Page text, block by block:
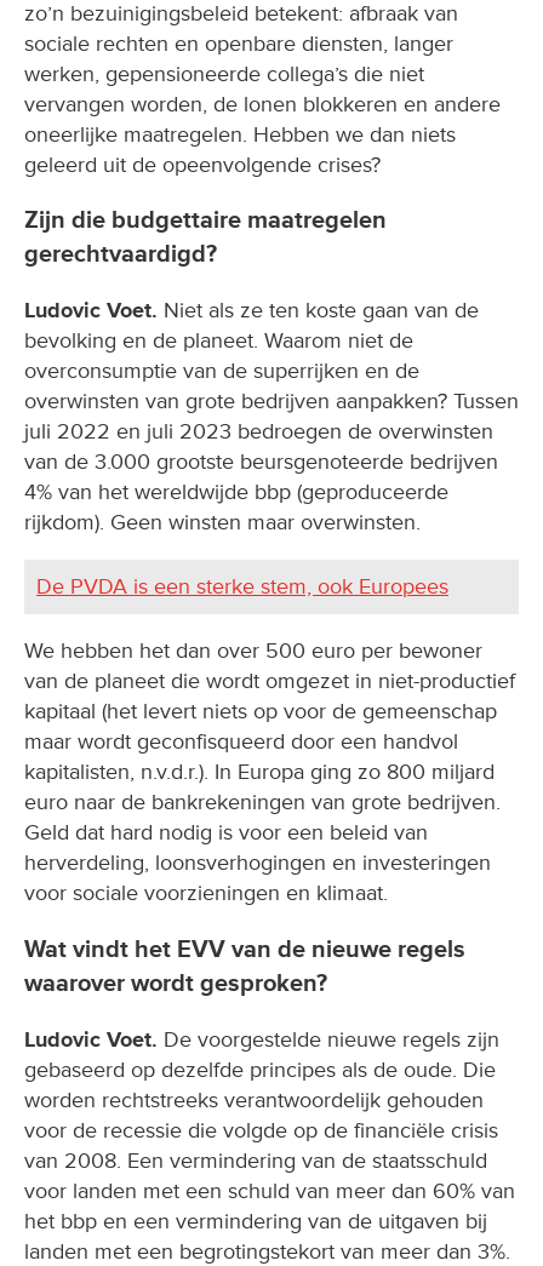
zo’n bezuinigingsbeleid betekent: afbraak van
sociale rechten en openbare diensten, langer
werken, gepensioneerde collega’s die niet
vervangen worden, de lonen blokkeren en andere
oneerlijke maatregelen. Hebben we dan niets
geleerd uit de opeenvolgende crises?
Zijn die budgettaire maatregelen
gerechtvaardigd?
Ludovic Voet. Niet als ze ten koste gaan van de
bevolking en de planeet. Waarom niet de
overconsumptie van de superrijken en de
overwinsten van grote bedrijven aanpakken? Tussen
juli 2022 en juli 2023 bedroegen de overwinsten
van de 3.000 grootste beursgenoteerde bedrijven
4% van het wereldwijde bbp (geproduceerde
rijkdom). Geen winsten maar overwinsten.
De PVDA is een sterke stem, ook Europees
We hebben het dan over 500 euro per bewoner
van de planeet die wordt omgezet in niet-productief
kapitaal (het levert niets op voor de gemeenschap
maar wordt geconfisqueerd door een handvol
kapitalisten, n.v.d.r.). In Europa ging zo 800 miljard
euro naar de bankrekeningen van grote bedrijven.
Geld dat hard nodig is voor een beleid van
herverdeling, loonsverhogingen en investeringen
voor sociale voorzieningen en klimaat.
Wat vindt het EVV van de nieuwe regels
waarover wordt gesproken?
Ludovic Voet. De voorgestelde nieuwe regels zijn
gebaseerd op dezelfde principes als de oude. Die
worden rechtstreeks verantwoordelijk gehouden
voor de recessie die volgde op de financiële crisis
van 2008. Een vermindering van de staatsschuld
voor landen met een schuld van meer dan 60% van
het bbp en een vermindering van de uitgaven bij
landen met een begrotingstekort van meer dan 3%.